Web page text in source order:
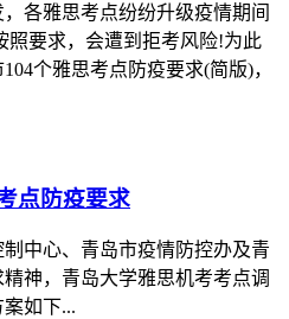
各雅思考点纷纷升级疫情期间
照要求，会遭到拒考风险!为此
个雅思考点防疫要求(简版)，
点防疫要求
中心、青岛市疫情防控办及青
神，青岛大学雅思机考考点调
如下...